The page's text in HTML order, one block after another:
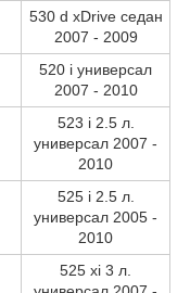
530 d xDrive седан
2007 - 2009
520 i универсал
2007 - 2010
523 i 2.5 л.
универсал 2007 -
2010
525 i 2.5 л.
универсал 2005 -
2010
525 xi 3 л.